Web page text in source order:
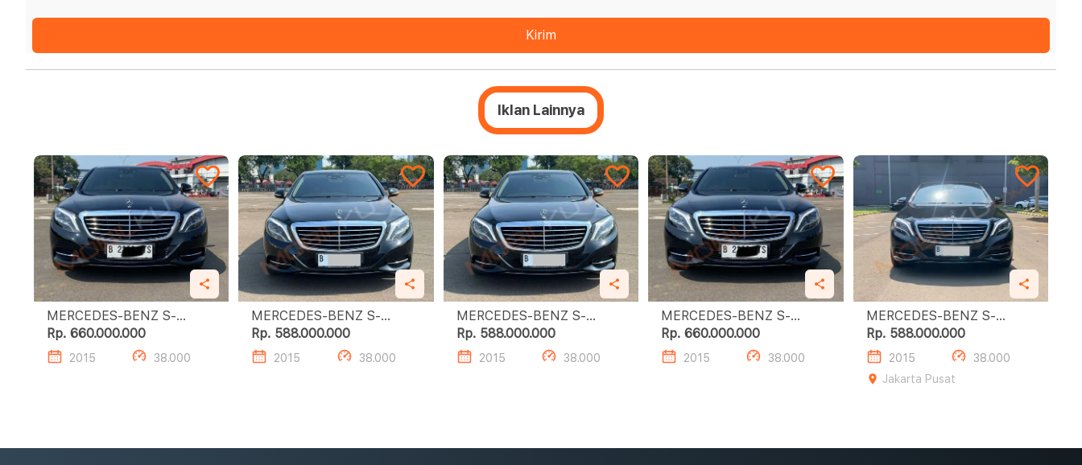
Kirim
Iklan Lainnya
MERCEDES-BENZ S-
CLASS S400 L
Rp. 660.000.000
2015 38.000
MERCEDES-BENZ S-
CLASS S400 L
Rp. 588.000.000
2015 38.000
MERCEDES-BENZ S-
CLASS S400 L
Rp. 588.000.000
2015 38.000
MERCEDES-BENZ S-
CLASS S400 L
Rp. 660.000.000
2015 38.000
MERCEDES-BENZ S-
CLASS S400 L
Rp. 588.000.000
2015
38.000
Jakarta Pusat